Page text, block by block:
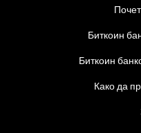
Биткоин
Биткоин
Како да